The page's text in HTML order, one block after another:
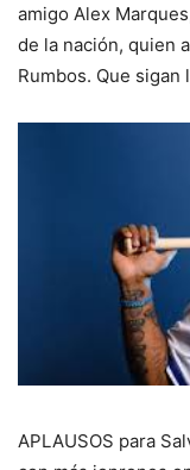
amigo Alex
de la nación, quien
Rumbos. Que
APLAUSOS para